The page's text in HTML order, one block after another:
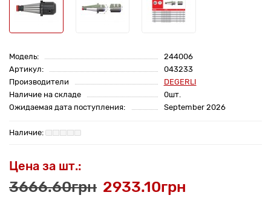
Модель:
244006
Артикул:
043233
Производители
DEGERLI
Наличие на складе
0шт.
Ожидаемая дата поступления:
September 2026
Цена за шт.:
3666.60грн 2933.10грн